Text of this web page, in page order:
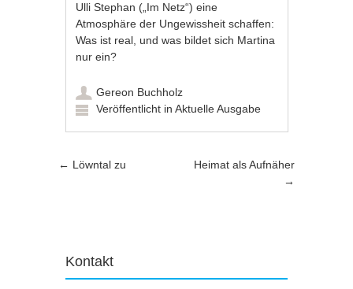
Ulli Stephan („Im Netz“) eine
Atmosphäre der Ungewissheit schaffen:
Was ist real, und was bildet sich Martina
nur ein?
Gereon Buchholz
Veröffentlicht inAktuelle Ausgabe
Artikel-Navigation
← Löwntal zu
Heimat als Aufnäher
→
Kontakt